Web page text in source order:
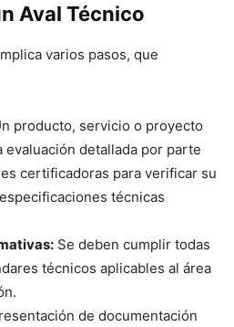
Aval Técnico
varios pasos, que
producto, servicio o proyecto
evaluación detallada por parte
certificadoras para verificar su
técnicas
Se deben cumplir todas
técnicos aplicables al área
de documentación